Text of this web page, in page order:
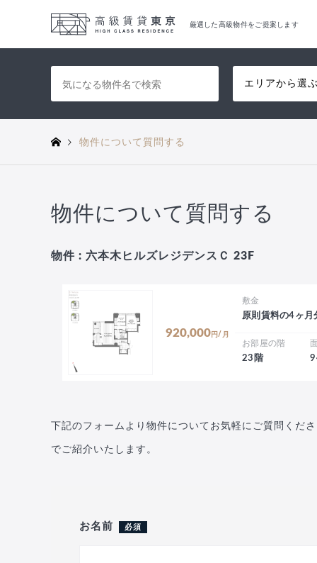
厳選した高級物件をご提案します
エリアから選
物件について質問する
物件について質問する
物件 : 六本木ヒルズレジデンスＣ 23F
920,000 円/月
敷金
原則賃料の4ヶ月
お部屋の階
23階
下記のフォームより物件についてお気軽にご質問くだ
でご紹介いたします。
お名前 必須